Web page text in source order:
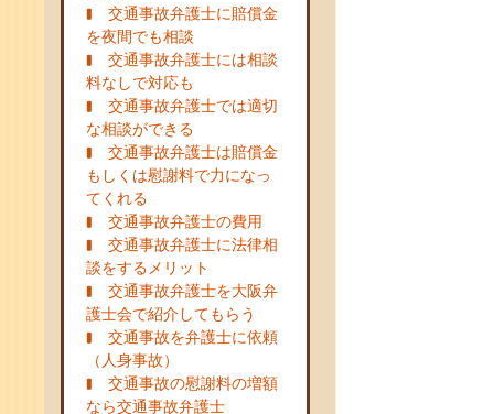
交通事故弁護士に賠償金
を夜間でも相談
交通事故弁護士には相談
料なしで対応も
交通事故弁護士では適切
な相談ができる
交通事故弁護士は賠償金
もしくは慰謝料で力になっ
てくれる
交通事故弁護士の費用
交通事故弁護士に法律相
談をするメリット
交通事故弁護士を大阪弁
護士会で紹介してもらう
交通事故を弁護士に依頼
（人身事故）
交通事故の慰謝料の増額
なら交通事故弁護士